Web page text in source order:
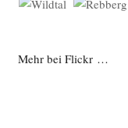
Mehr bei Flickr …